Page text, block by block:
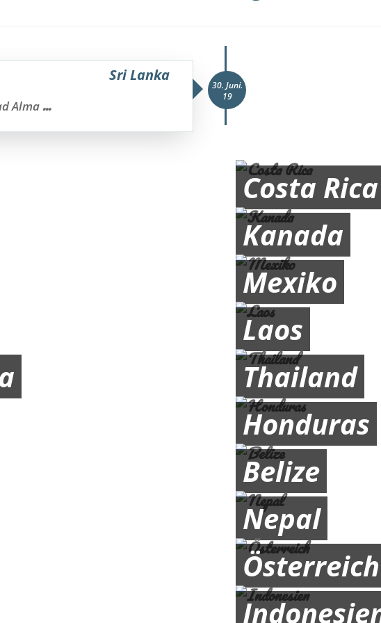
30. Juni.
19
Sri Lanka
Alma...
Costa Rica
Kanada
Mexiko
Laos
Thailand
Honduras
Belize
Nepal
Österreich